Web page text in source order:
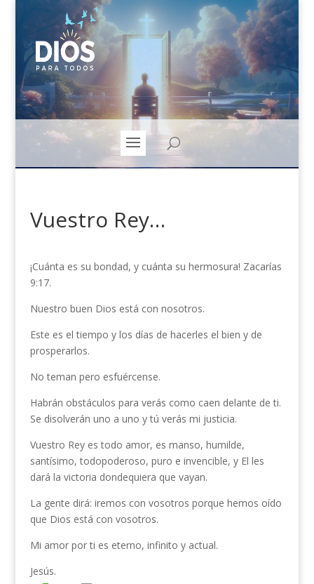
Vuestro Rey…
¡Cuánta es su bondad, y cuánta su hermosura! Zacarías
9:17.
Nuestro buen Dios está con nosotros.
Este es el tiempo y los días de hacerles el bien y de
prosperarlos.
No teman pero esfuércense.
Habrán obstáculos para verás como caen delante de ti.
Se disolverán uno a uno y tú verás mi justicia.
Vuestro Rey es todo amor, es manso, humilde,
santísimo, todopoderoso, puro e invencible, y El les
dará la victoria dondequiera que vayan.
La gente dirá: iremos con vosotros porque hemos oído
que Dios está con vosotros.
Mi amor por ti es eterno, infinito y actual.
Jesús.